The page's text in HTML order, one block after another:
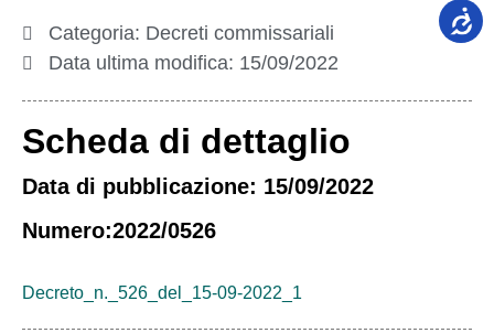
Categoria: Decreti commissariali
Data ultima modifica: 15/09/2022
Scheda di dettaglio
Data di pubblicazione: 15/09/2022
Numero:2022/0526
Decreto_n._526_del_15-09-2022_1